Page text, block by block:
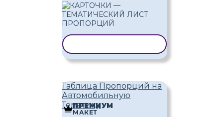
Таблица Пропорций на
Автомобильную
Тематику
ПРЕМИУМ
МАКЕТ